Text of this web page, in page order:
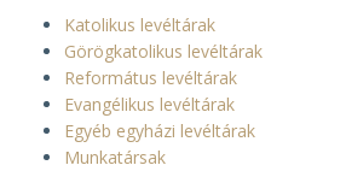
Katolikus levéltárak
Görögkatolikus levéltárak
Református levéltárak
Evangélikus levéltárak
Egyéb egyházi levéltárak
Munkatársak